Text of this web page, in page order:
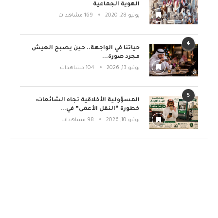
الهوية الجماعية
يونيو 28, 2020 169 مشاهدات
4
حياتنا في الواجهة.. حين يصبح العيش
مجرد صورة...
يونيو 13, 2026 104 مشاهدات
5
المسؤولية الأخلاقية تجاه الشائعات:
خطورة “النقل الأعمى” في...
يونيو 10, 2026 98 مشاهدات